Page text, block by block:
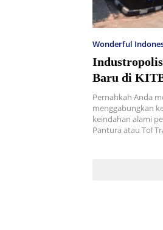
Wonderful
Baru di
Pernahkah Anda
menggabungkan
keindahan alami
Pantura atau Tol